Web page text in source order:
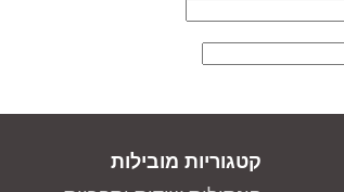
קטגוריות מובילות